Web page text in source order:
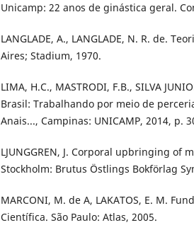
Unicamp: 22 anos de ginástica geral.
LANGLADE, A., LANGLADE, N. R. de.
Aires; Stadium, 1970.
LIMA, H.C., MASTRODI, F.B., SILVA
Brasil: Trabalhando por meio de
Anais..., Campinas: UNICAMP, 2014, p.
LJUNGGREN, J. Corporal upbringing of
Stockholm: Brutus Östlings Bokförlag
MARCONI, M. de A, LAKATOS, E. M.
Científica. São Paulo: Atlas, 2005.